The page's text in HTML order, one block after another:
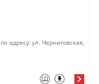
адресу: ул. Черниговская,